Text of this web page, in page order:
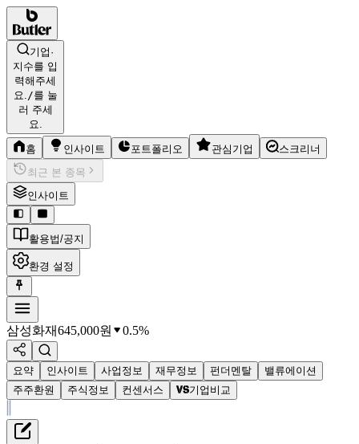
기업·
지수를 입
력해주세
요./를 눌
러 주세
요.
홈 인사이트 포트폴리오 관심기업
스크리너
최근 본 종목
인사이트
활용법/공지
환경 설정
삼성화재645,000원 0.5%
요약 인사이트 사업정보 재무정보 펀더멘탈
밸류에이션
주주환원
주식정보 컨센서스 기업비교
재무정보